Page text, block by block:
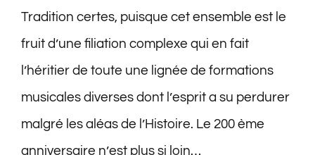
Tradition certes, puisque cet ensemble est le
fruit d’une filiation complexe qui en fait
l’héritier de toute une lignée de formations
musicales diverses dont l’esprit a su perdurer
malgré les aléas de l’Histoire. Le 200 ème
anniversaire n’est plus si loin…